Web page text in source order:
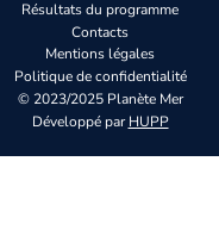
Résultats du programme
Contacts
Mentions légales
Politique de confidentialité
© 2023/2025 Planète Mer
Développé parHUPP